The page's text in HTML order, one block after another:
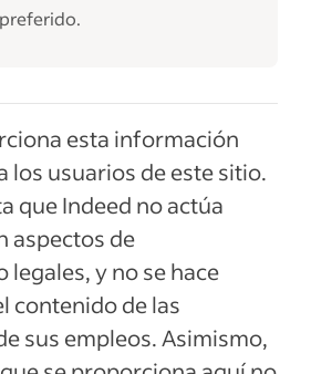
esta información
los usuarios de este sitio.
que Indeed no actúa
aspectos de
legales, y no se hace
contenido de las
sus empleos. Asimismo,